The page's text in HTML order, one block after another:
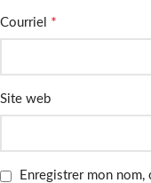
Courriel *
Site web
Enregistrer mon